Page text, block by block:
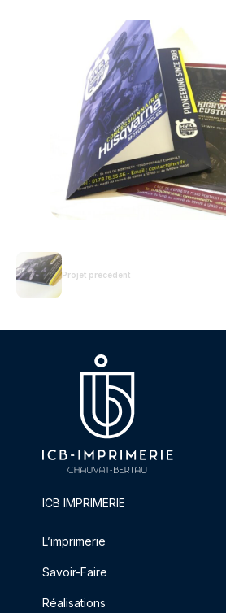
Projet précédent
ICB IMPRIMERIE
L’imprimerie
Savoir-Faire
Réalisations